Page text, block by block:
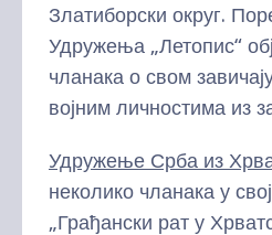
Златиборски округ.
Удружења „Летопис“
чланака о свом
војним личностима из
Удружење Срба из
неколико чланака у
„Грађански рат у